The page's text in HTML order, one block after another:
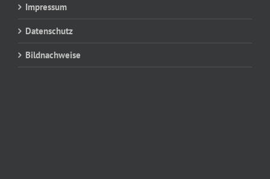
Impressum
Datenschutz
Bildnachweise